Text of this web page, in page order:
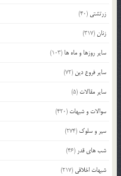
زرتشتی (40)
زنان (317)
سایر روزها و ماه ها (103)
سایر فروع دین (72)
سایر مقالات (5)
سوالات و شبهات (420)
سیر و سلوک (274)
شب های قدر (46)
شبهات اخلاقی (217)